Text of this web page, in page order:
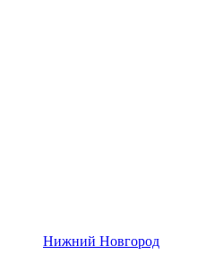
Нижний Новгород